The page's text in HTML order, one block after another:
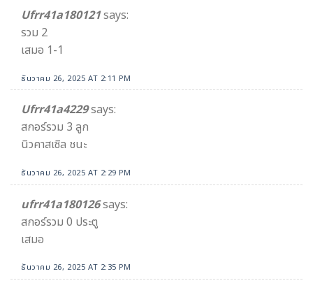
Ufrr41a180121says:
รวม 2
เสมอ 1-1
ธันวาคม 26, 2025 AT 2:11 PM
Ufrr41a4229says:
สกอร์รวม 3 ลูก
นิวคาสเซิล ชนะ
ธันวาคม 26, 2025 AT 2:29 PM
ufrr41a180126says:
สกอร์รวม 0 ประตู
เสมอ
ธันวาคม 26, 2025 AT 2:35 PM